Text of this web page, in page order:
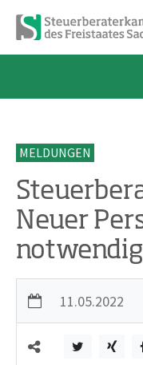
Zum Inhalt springen
Zur Navigation springen
Zum Fußbereich und
MELDUNGEN
Neuer
notwendig
11.05.2022